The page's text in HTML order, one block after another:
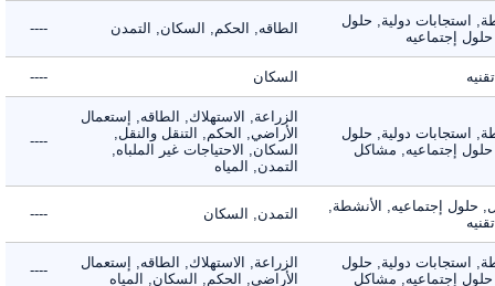
استجابات دولية, حلول
إجتماعيه
الطاقه, الحكم, السكان, التمدن ----
السكان ----
استجابات دولية, حلول
إجتماعيه, مشاكل
الزراعة, الاستهلاك, الطاقه, إستعمال
الأراضي, الحكم, التنقل والنقل,
السكان, الاحتياجات غير الملباه,
التمدن, المياه
----
إجتماعيه, الأنشطة,
التمدن, السكان ----
استجابات دولية, حلول
إجتماعيه, مشاكل
الزراعة, الاستهلاك, الطاقه, إستعمال
الأراضي, الحكم, السكان, المياه
----